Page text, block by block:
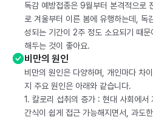
독감 예방접종은 9월부터 본격적으로
로 겨울부터 이른 봄에 유행하는데, 독
성되는 기간이 2주 정도 소요되기 때
해두는 것이 좋아요.
비만의 원인
비만의 원인은 다양하며, 개인마다 차
지 주요 원인은 아래와 같습니다.
1. 칼로리 섭취의 증가 : 현대 사회에서
간식이 쉽게 접근 가능해지면서, 과도